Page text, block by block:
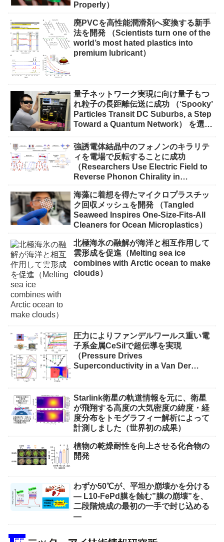
Properly）
廃PVCを高性能潤滑剤へ変換する新手
法を開発 （Scientists turn one of the
world’s most hated plastics into
premium lubricant）
量子ネットワーク実現に向け量子もつ
れ粒子の長距離伝送に成功 （‘Spooky’
Particles Transit DC Suburbs, a Step
Toward a Quantum Network） を選択
れ粒子の長距離伝送に成功 （‘Spooky’
Particles Transit DC Suburbs, a Step
Toward a Quantum Network）
強誘電体結晶中のフォノンのキラリテ
ィを電場で反転することに成功
（Researchers Use Electric Field to
Reverse Phonon Chirality in
海藻に着想を得たマイクロプラスチッ
ク回収メッシュを開発 （Tangled
Seaweed Inspires One-Size-Fits-All
Cleaners for Ocean Microplastics）
北極海氷の融解が海洋と相互作用して
雲形成を促進（Melting sea ice
combines with Arctic ocean to make
clouds）
圧力によりファンデルワールス重い電
子系金属CeSiIで超伝導を実現
（Pressure Drives
Superconductivity in a Van Der
Starlink衛星の軌道情報を元に、衛星
が飛翔する高度の大気密度の緯度・経
度分布をトモグラフィー解析によって
計測しました（世界初の成果）
植物の乾燥耐性を向上させる化合物の
開発
わずか50℃が、平坦か崩壊かを分ける
― L10-FePd膜を蝕む”膜の崩壊”を、
二段階焼成の最初の一手で封じ込める
―